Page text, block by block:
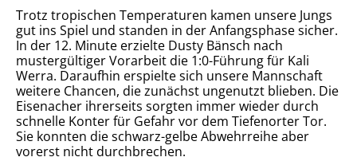
Trotz tropischen Temperaturen kamen unsere Jungs
gut ins Spiel und standen in der Anfangsphase sicher.
In der 12. Minute erzielte Dusty Bänsch nach
mustergültiger Vorarbeit die 1:0-Führung für Kali
Werra. Daraufhin erspielte sich unsere Mannschaft
weitere Chancen, die zunächst ungenutzt blieben. Die
Eisenacher ihrerseits sorgten immer wieder durch
schnelle Konter für Gefahr vor dem Tiefenorter Tor.
Sie konnten die schwarz-gelbe Abwehrreihe aber
vorerst nicht durchbrechen.